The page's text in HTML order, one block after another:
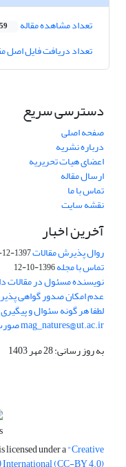
تعداد مشاهده مقاله
تعداد دریافت فایل اصل
دسترسی سریع
صفحه اصلی
درباره نشریه
اعضای هیات تحریریه
ارسال مقاله
تماس با ما
نقشه سایت
آخرین اخبار
روال پذیرش مقالات1397-12-11
تماس با مجله1396-10-12
نویسنده مسئول در مقالات
عدم امکان صدور گواهی
لطفا هر گونه سئوال و
mag_natures@ut.ac.ir صورت پذیرد.
به روز رسانی: 28 مهر 1403
licensed under a"Creative